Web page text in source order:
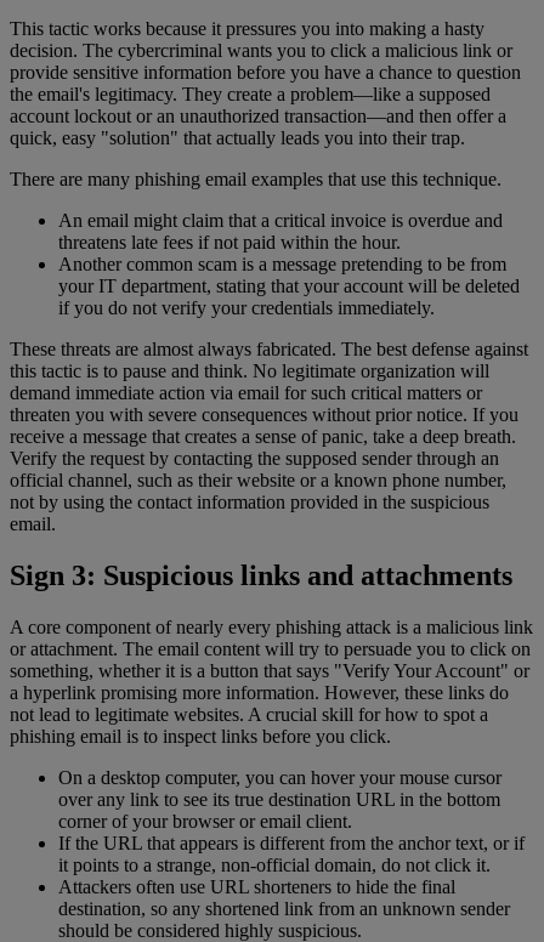
This tactic works because it pressures you into making a hasty
decision. The cybercriminal wants you to click a malicious link or
provide sensitive information before you have a chance to question
the email's legitimacy. They create a problem—like a supposed
account lockout or an unauthorized transaction—and then offer a
quick, easy "solution" that actually leads you into their trap.
There are many phishing email examples that use this technique.
An email might claim that a critical invoice is overdue and
threatens late fees if not paid within the hour.
Another common scam is a message pretending to be from
your IT department, stating that your account will be deleted
if you do not verify your credentials immediately.
These threats are almost always fabricated. The best defense against
this tactic is to pause and think. No legitimate organization will
demand immediate action via email for such critical matters or
threaten you with severe consequences without prior notice. If you
receive a message that creates a sense of panic, take a deep breath.
Verify the request by contacting the supposed sender through an
official channel, such as their website or a known phone number,
not by using the contact information provided in the suspicious
email.
Sign 3: Suspicious links and attachments
A core component of nearly every phishing attack is a malicious link
or attachment. The email content will try to persuade you to click on
something, whether it is a button that says "Verify Your Account" or
a hyperlink promising more information. However, these links do
not lead to legitimate websites. A crucial skill for how to spot a
phishing email is to inspect links before you click.
On a desktop computer, you can hover your mouse cursor
over any link to see its true destination URL in the bottom
corner of your browser or email client.
If the URL that appears is different from the anchor text, or if
it points to a strange, non-official domain, do not click it.
Attackers often use URL shorteners to hide the final
destination, so any shortened link from an unknown sender
should be considered highly suspicious.